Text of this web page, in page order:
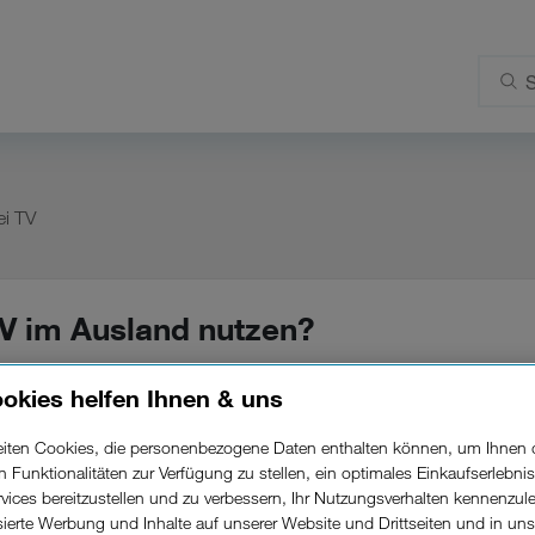
TV
im Ausland nutzen?
Ländern der EU ist vorübergehend möglich, z.
Sie Drei TV Plus bis zu 30 Tage im EU-Ausland
helfen Ihnen & uns
Cookies, die personenbezogene Daten enthalten können, um Ihnen
Funktionalitäten zur Verfügung zu stellen, ein optimales
bereitzustellen und zu verbessern, Ihr Nutzungsverhalten
Werbung und Inhalte auf unserer Website und Drittseiten und in